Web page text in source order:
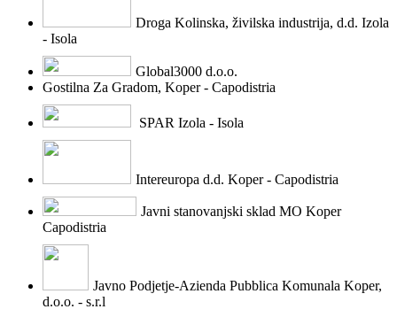
Droga Kolinska, živilska industrija, d.d. Izola
- Isola
Global3000 d.o.o.
Gostilna Za Gradom, Koper - Capodistria
SPAR Izola - Isola
Intereuropa d.d. Koper - Capodistria
Javni stanovanjski sklad MO Koper
Capodistria
Javno Podjetje-Azienda Pubblica Komunala Koper,
d.o.o. - s.r.l